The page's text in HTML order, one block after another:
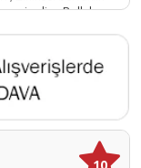
seçimdir. ; Bolluk ve
için bu bilekliği